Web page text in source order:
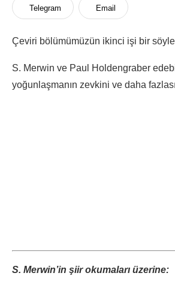
Telegram Email
Çeviri bölümümüzün ikinci işi bir
S. Merwin ve Paul Holdengraber
yoğunlaşmanın zevkini ve daha
S. Merwin’in şiir okumaları üzerine: